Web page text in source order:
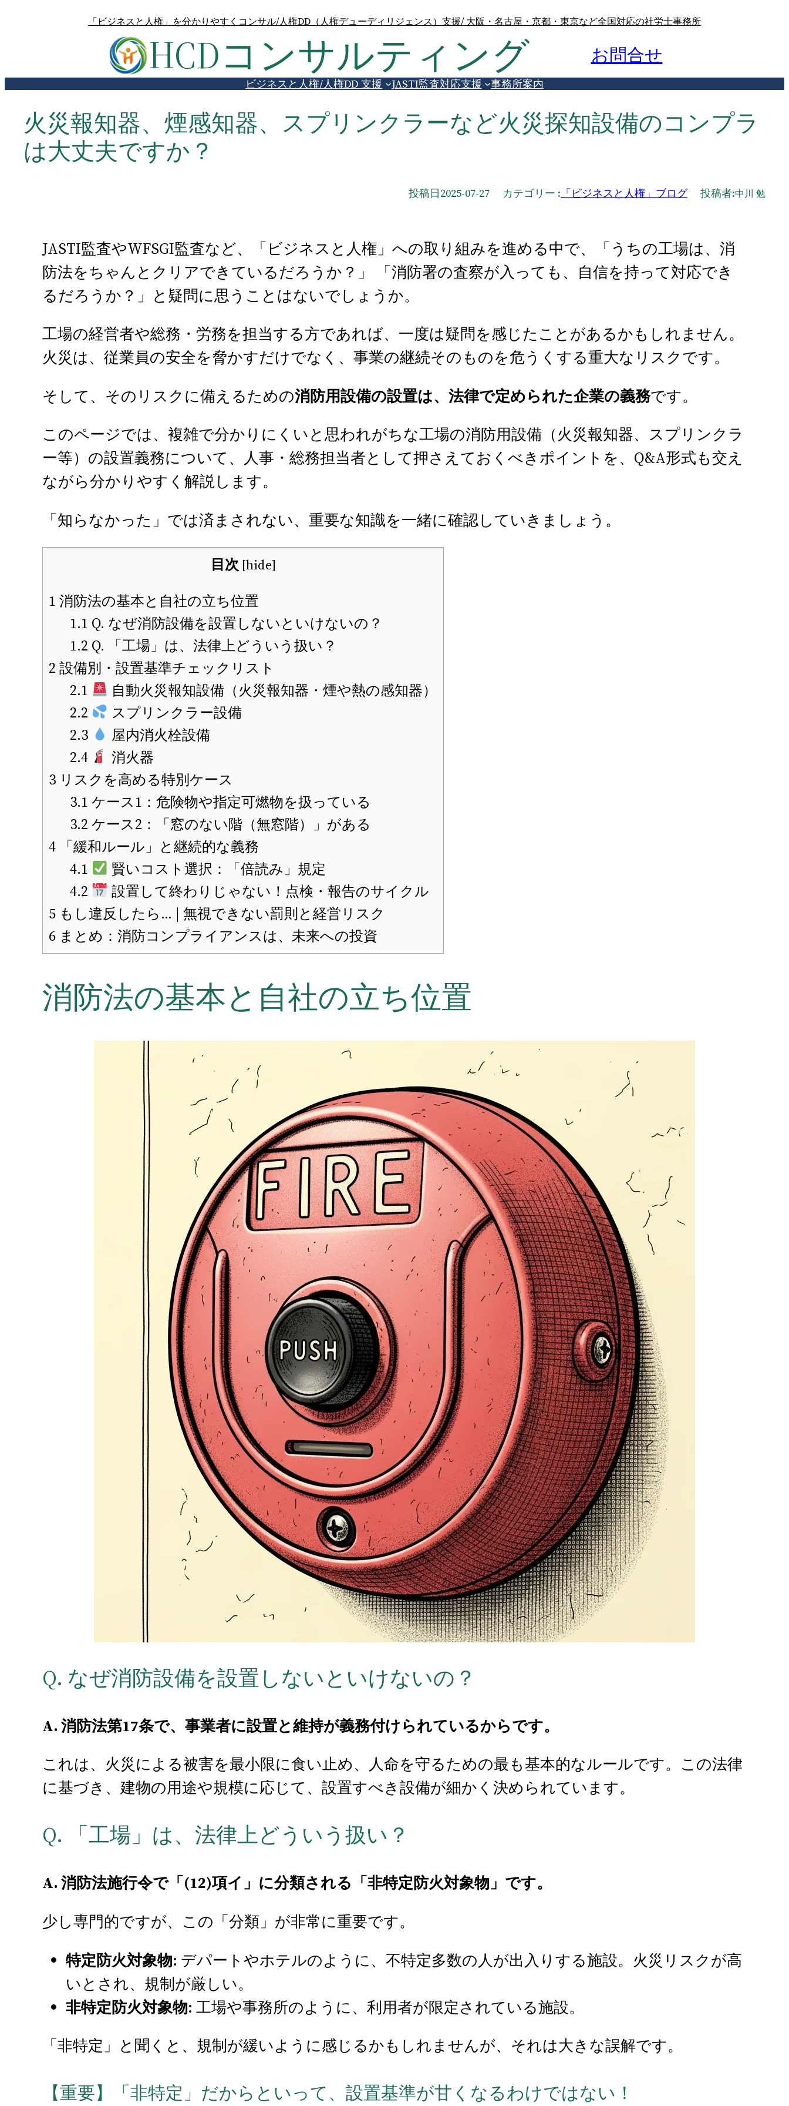
キ
ッ
「ビジネスと人権」を分かりやすくコンサル/人権DD（人権デューディリジェンス）支援/ 大阪・名古屋・京都・東京など全国対応の社労士事務所
HCDコンサルティング お問合せ
ビジネスと人権/人権DD 支援 JASTI監査対応支援 事務所案内
火災報知器、煙感知器、スプリンクラーなど火災探知設備のコンプラ
は大丈夫ですか？
投稿日2025-07-27 カテゴリー : 「ビジネスと人権」ブログ投稿者:中川 勉
JASTI監査やWFSGI監査など、「ビジネスと人権」への取り組みを進める中で、「うちの工場は、消
防法をちゃんとクリアできているだろうか？」 「消防署の査察が入っても、自信を持って対応でき
るだろうか？」と疑問に思うことはないでしょうか。
工場の経営者や総務・労務を担当する方であれば、一度は疑問を感じたことがあるかもしれません。
火災は、従業員の安全を脅かすだけでなく、事業の継続そのものを危うくする重大なリスクです。
そして、そのリスクに備えるための消防用設備の設置は、法律で定められた企業の義務です。
このページでは、複雑で分かりにくいと思われがちな工場の消防用設備（火災報知器、スプリンクラ
ー等）の設置義務について、人事・総務担当者として押さえておくべきポイントを、Q&A形式も交え
ながら分かりやすく解説します。
「知らなかった」では済まされない、重要な知識を一緒に確認していきましょう。
目次 [hide]
1 消防法の基本と自社の立ち位置
1.1 Q. なぜ消防設備を設置しないといけないの？
1.2 Q. 「工場」は、法律上どういう扱い？
2 設備別・設置基準チェックリスト
2.1
自動火災報知設備（火災報知器・煙や熱の感知器）
2.2
スプリンクラー設備
2.3
屋内消火栓設備
2.4
消火器
3 リスクを高める特別ケース
3.1 ケース1：危険物や指定可燃物を扱っている
3.2 ケース2：「窓のない階（無窓階）」がある
4 「緩和ルール」と継続的な義務
4.1
賢いコスト選択：「倍読み」規定
4.2
設置して終わりじゃない！点検・報告のサイクル
5 もし違反したら… | 無視できない罰則と経営リスク
6 まとめ：消防コンプライアンスは、未来への投資
消防法の基本と自社の立ち位置
Q. なぜ消防設備を設置しないといけないの？
A. 消防法第17条で、事業者に設置と維持が義務付けられているからです。
これは、火災による被害を最小限に食い止め、人命を守るための最も基本的なルールです。この法律
に基づき、建物の用途や規模に応じて、設置すべき設備が細かく決められています。
Q. 「工場」は、法律上どういう扱い？
A. 消防法施行令で「(12)項イ」に分類される「非特定防火対象物」です。
少し専門的ですが、この「分類」が非常に重要です。
特定防火対象物: デパートやホテルのように、不特定多数の人が出入りする施設。火災リスクが高
いとされ、規制が厳しい。
非特定防火対象物: 工場や事務所のように、利用者が限定されている施設。
「非特定」と聞くと、規制が緩いように感じるかもしれませんが、それは大きな誤解です。
【重要】「非特定」だからといって、設置基準が甘くなるわけではない！